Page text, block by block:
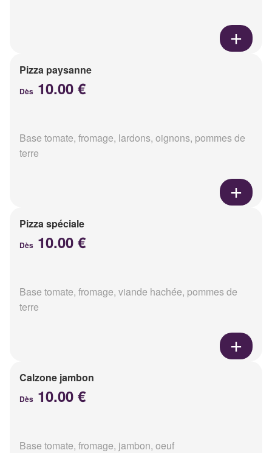
Pizza paysanne
Dès 10.00 €
Base tomate, fromage, lardons, oignons, pommes de
terre
Pizza spéciale
Dès 10.00 €
Base tomate, fromage, viande hachée, pommes de
terre
Calzone jambon
Dès 10.00 €
Base tomate, fromage, jambon, oeuf